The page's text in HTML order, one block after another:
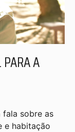
PARA A
fala sobre as
e habitação